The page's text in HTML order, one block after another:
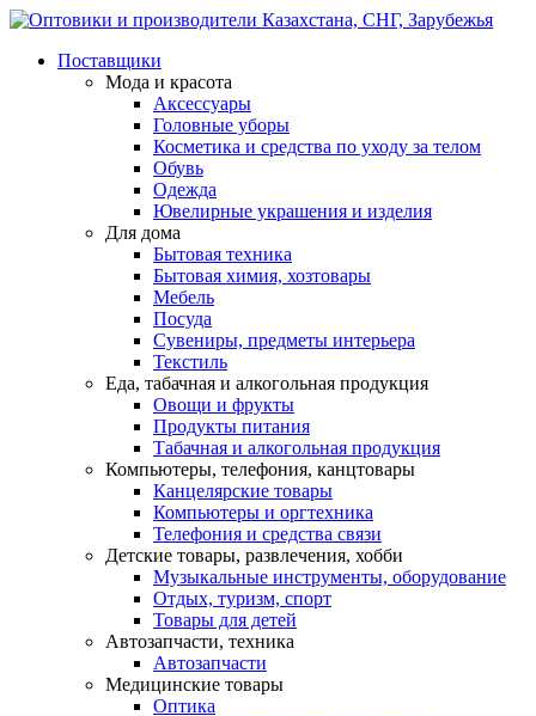
Поставщики
Мода и красота
Аксессуары
Головные уборы
Косметика и средства по уходу за телом
Обувь
Одежда
Ювелирные украшения и изделия
Для дома
Бытовая техника
Бытовая химия, хозтовары
Мебель
Посуда
Сувениры, предметы интерьера
Текстиль
Еда, табачная и алкогольная продукция
Овощи и фрукты
Продукты питания
Табачная и алкогольная продукция
Компьютеры, телефония, канцтовары
Канцелярские товары
Компьютеры и оргтехника
Телефония и средства связи
Детские товары, развлечения, хобби
Музыкальные инструменты, оборудование
Отдых, туризм, спорт
Товары для детей
Автозапчасти, техника
Автозапчасти
Медицинские товары
Оптика